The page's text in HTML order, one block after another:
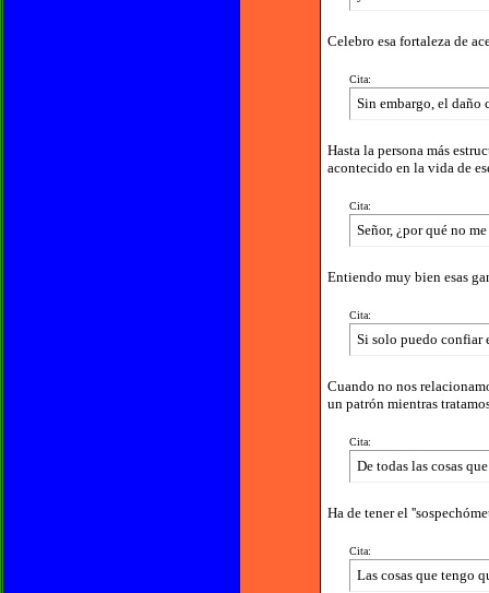
Celebro esa fortaleza de
Cita:
Sin embargo, el daño
Hasta la persona más
acontecido en la vida de
Cita:
Señor, ¿por qué no
Entiendo muy bien esas
Cita:
Si solo puedo confiar
Cuando no nos
un patrón mientras
Cita:
De todas las cosas
Ha de tener el
Cita:
Las cosas que tengo